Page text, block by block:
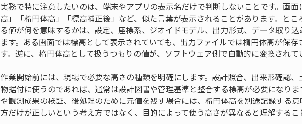
実務で特に注意したいのは、端末やアプリの表示名だけで判断しないことです。画
高」「楕円体高」「標高補正後」など、似た言葉が表示されることがあります。と
る値が何を意味するかは、設定、座標系、ジオイドモデル、出力形式、データ取り
ます。ある画面では標高として表示されていても、出力ファイルでは楕円体高が保存
す。逆に、楕円体高として扱うつもりの値が、ソフトウェア側で自動的に変換されて
作業開始前には、現場で必要な高さの種類を明確にします。設計照合、出来形確認
物据付に使うのであれば、通常は設計図書や管理基準と整合する標高が必要になり
や観測成果の検証、後処理のために元値を残す場合には、楕円体高を別途記録する
方だけが正しいという考え方ではなく、目的によって使う高さが異なると理解するこ